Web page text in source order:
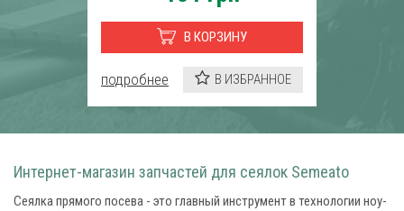
В КОРЗИНУ
подробнее В ИЗБРАННОЕ
Интернет-магазин запчастей для сеялок Semeato
Сеялка прямого посева - это главный инструмент в технологии ноу-